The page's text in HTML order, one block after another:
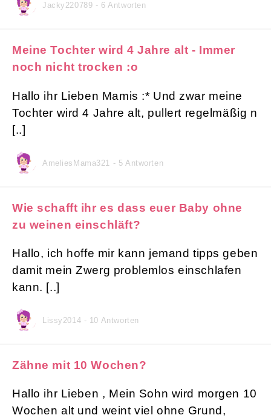
Jacky220789 - 6 Antworten
Meine Tochter wird 4 Jahre alt - Immer
noch nicht trocken :o
Hallo ihr Lieben Mamis :* Und zwar meine
Tochter wird 4 Jahre alt, pullert regelmäßig n
[..]
AmeliesMama321 - 5 Antworten
Wie schafft ihr es dass euer Baby ohne
zu weinen einschläft?
Hallo, ich hoffe mir kann jemand tipps geben
damit mein Zwerg problemlos einschlafen
kann. [..]
Lissy2014 - 10 Antworten
Zähne mit 10 Wochen?
Hallo ihr Lieben , Mein Sohn wird morgen 10
Wochen alt und weint viel ohne Grund,